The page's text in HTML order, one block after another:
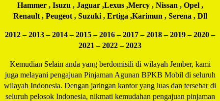
Hammer , Isuzu , Jaguar ,Lexus ,Mercy , Nissan , Opel ,
Renault , Peugeot , Suzuki , Ertiga ,Karimun , Serena , Dll
2012 – 2013 – 2014 – 2015 – 2016 – 2017 – 2018 – 2019 – 2020 –
2021 – 2022 – 2023
Kemudian Selain anda yang berdomisili di wilayah Jember, kami
juga melayani pengajuan Pinjaman Agunan BPKB Mobil di seluruh
wilayah Indonesia. Dengan jaringan kantor yang luas dan tersebar di
seluruh pelosok Indonesia, nikmati kemudahan pengajuan pinjaman